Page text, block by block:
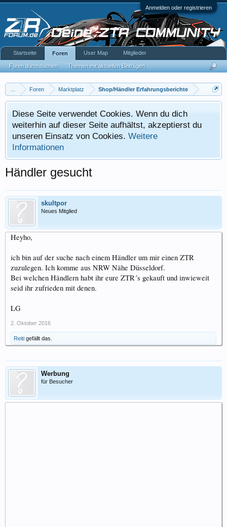
Anmelden oder registrieren
Foren Marktplatz Shop/Händler Erfahrungsberichte
Diese Seite verwendet Cookies. Wenn du dich
weiterhin auf dieser Seite aufhältst, akzeptierst du
unseren Einsatz von Cookies. Weitere
Informationen
Händler gesucht
skultpor
Neues Mitglied
Heyho,
ich bin auf der suche nach einem Händler um mir einen ZTR
zuzulegen. Ich komme aus NRW Nähe Düsseldorf.
Bei welchen Händlern habt ihr eure ZTR´s gekauft und inwieweit
seid ihr zufrieden mit denen.
LG
2. Oktober 2016
Reiti gefällt das.
Werbung
für Besucher
Startseite Foren
Foren durchsuchen Themen mit aktuellen Beiträgen
User Map Mitglieder